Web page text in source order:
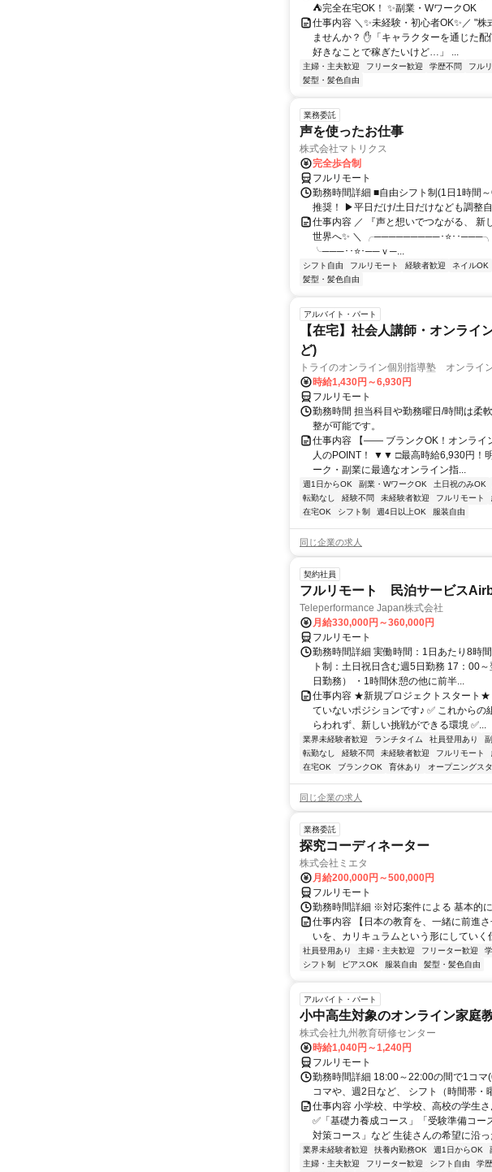
⛺完全在宅OK！ ✨副業・WワークOK
仕事内容 ＼✨未経験・初心者OK✨／ "
ませんか？ ✋「キャラクターを通じた
好きなことで稼ぎたいけど…」 ...
主婦・主夫歓迎 フリーター歓迎 学歴不問 フル
髪型・髪色自由
業務委託
声を使ったお仕事
株式会社マトリクス
完全歩合制
フルリモート
勤務時間詳細 ■自由シフト制(1日1時間
推奨！ ▶平日だけ/土日だけなども調整
仕事内容 ／ 『声と想いでつながる、 新
世界へ✨ ＼ ╭─────────･⭐･･───╮
╰───･･⭐･──ｖ─...
シフト自由 フルリモート 経験者歓迎 ネイルOK
髪型・髪色自由
アルバイト・パート
【在宅】社会人講師・オンライ
ど)
トライのオンライン個別指導塾 オンライ
時給1,430円～6,930円
フルリモート
勤務時間 担当科目や勤務曜日/時間は柔
整が可能です。
仕事内容 【―― ブランクOK！オンラ
人のPOINT！ ▼▼ □最高時給6,930円！
ーク・副業に最適なオンライン指...
週1日からOK 副業・WワークOK 土日祝のみOK
転勤なし
経験不問 未経験者歓迎 フルリモート
在宅OK
シフト制 週4日以上OK 服装自由
同じ企業の求人
契約社員
フルリモート 民泊サービス
Teleperformance Japan株式会社
月給330,000円～360,000円
フルリモート
勤務時間詳細 実働時間：1日あたり8時
ト制：土日祝日含む週5日勤務 17：00
日勤務） ・1時間休憩の他に前半...
仕事内容 ★新規プロジェクトスタート★
ていないポジションです♪ ✅ これからの
らわれず、新しい挑戦ができる環境 ✅...
業界未経験者歓迎 ランチタイム 社員登用あり
転勤なし
経験不問 未経験者歓迎 フルリモート
在宅OK
ブランクOK 育休あり オープニングス
同じ企業の求人
業務委託
探究コーディネーター
株式会社ミエタ
月給200,000円～500,000円
フルリモート
勤務時間詳細 ※対応案件による 基本的
仕事内容 【日本の教育を、一緒に前進
いを、カリキュラムという形にしてい
社員登用あり 主婦・主夫歓迎 フリーター歓迎
シフト制
ピアスOK 服装自由 髪型・髪色自由
アルバイト・パート
小中高生対象のオンライン家庭
株式会社九州教育研修センター
時給1,040円～1,240円
フルリモート
勤務時間詳細 18:00～22:00の間で1コ
コマや、週2日など、 シフト（時間帯・
仕事内容 小学校、中学校、高校の学生
✅「基礎力養成コース」「受験準備コー
対策コース」など 生徒さんの希望に沿
業界未経験者歓迎 扶養内勤務OK 週1日からOK
主婦・主夫歓迎
フリーター歓迎 シフト自由 学